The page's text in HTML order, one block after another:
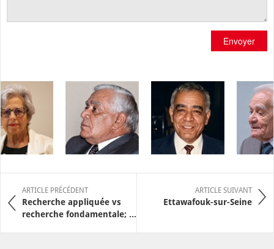
Envoyer
ARTICLE PRÉCÉDENT
Recherche appliquée vs
recherche fondamentale; ...
ARTICLE SUIVANT
Ettawafouk-sur-Seine